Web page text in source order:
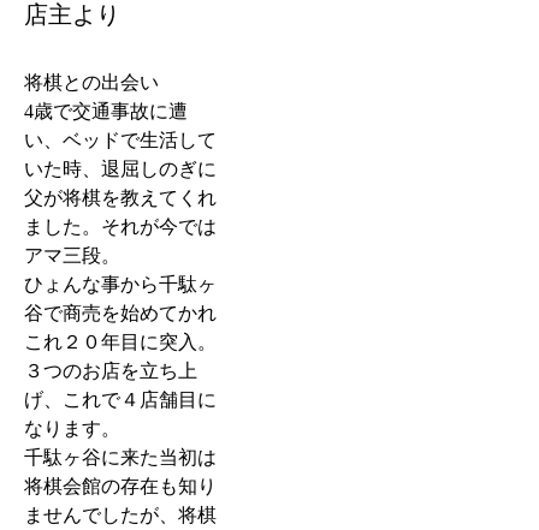
店主より
将棋との出会い
4歳で交通事故に遭
い、ベッドで生活して
いた時、退屈しのぎに
父が将棋を教えてくれ
ました。それが今では
アマ三段。
ひょんな事から千駄ヶ
谷で商売を始めてかれ
これ２０年目に突入。
３つのお店を立ち上
げ、これで４店舗目に
なります。
千駄ヶ谷に来た当初は
将棋会館の存在も知り
ませんでしたが、将棋